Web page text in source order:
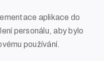
aplikace do
personálu, aby bylo
používání.